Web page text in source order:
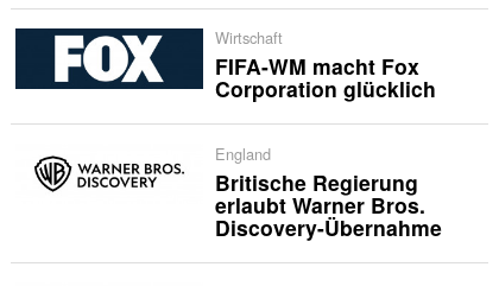
Wirtschaft
FIFA-WM macht Fox
Corporation glücklich
England
Britische Regierung
erlaubt Warner Bros.
Discovery-Übernahme